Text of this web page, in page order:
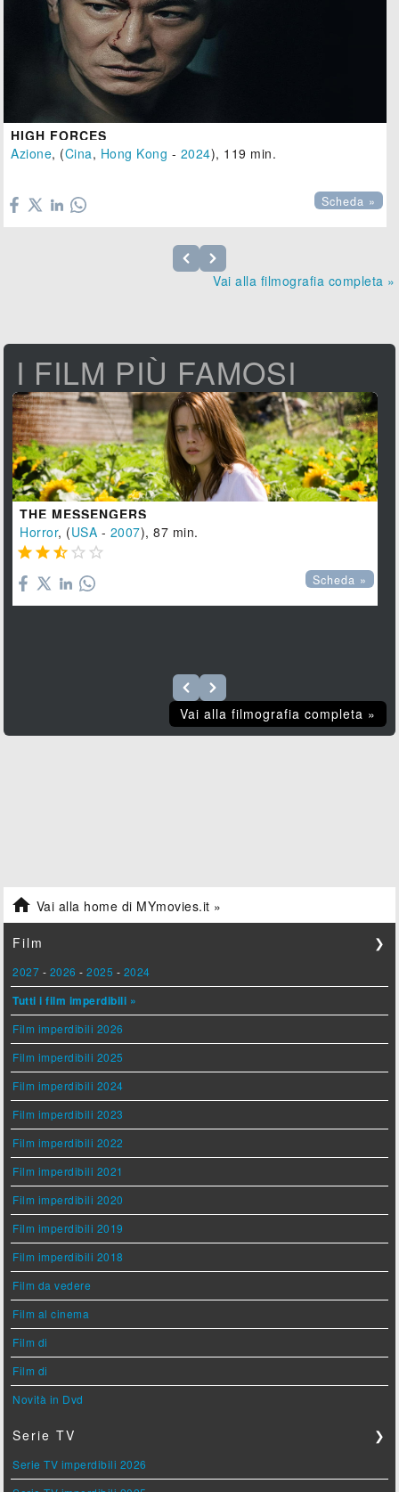
HIGH FORCES
Azione, (Cina, Hong Kong - 2024), 119 min.
Scheda »
Vai alla filmografia completa »
I FILM PIÙ FAMOSI
THE MESSENGERS
Horror, (USA - 2007), 87 min.
    
Scheda »
Vai alla filmografia completa »
 Vai alla home di MYmovies.it »
Film ❯
2027 - 2026 -2025 - 2024
Tutti i film imperdibili »
Film imperdibili 2026
Film imperdibili 2025
Film imperdibili 2024
Film imperdibili 2023
Film imperdibili 2022
Film imperdibili 2021
Film imperdibili 2020
Film imperdibili 2019
Film imperdibili 2018
Film da vedere
Film al cinema
Film di
Film di
Novità in Dvd
Serie TV ❯
Serie TV imperdibili 2026